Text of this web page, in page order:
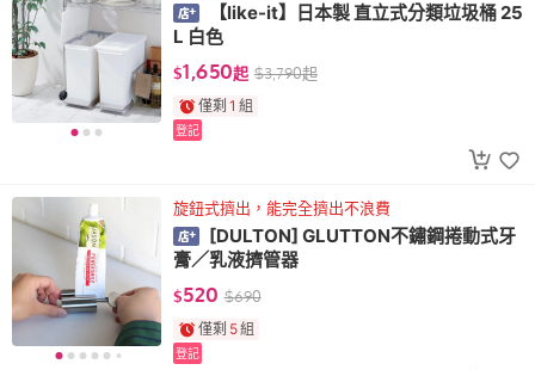
【like-it】日本製 直立式分類垃圾桶 25
L 白色
$1,650起 $3,790起
僅剩 1 組
登記
旋鈕式擠出，能完全擠出不浪費
[DULTON] GLUTTON不鏽鋼捲動式牙
膏／乳液擠管器
$520 $690
僅剩 5組
登記